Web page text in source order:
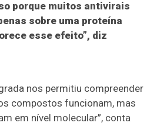
porque muitos antivirais
sobre uma proteína
esse efeito”, diz
nos permitiu compreender
compostos funcionam, mas
em nível molecular”, conta